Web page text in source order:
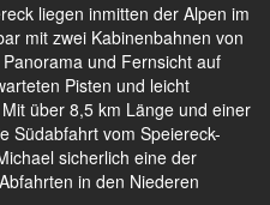
liegen inmitten der Alpen im
mit zwei Kabinenbahnen von
und Fernsicht auf
Pisten und leicht
über 8,5 km Länge und einer
Südabfahrt vom Speiereck-
sicherlich eine der
in den Niederen